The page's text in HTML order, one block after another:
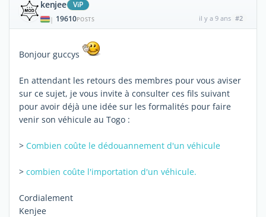
kenjee ViP
| 19610POSTS il y a 9 ans #2
Bonjour guccys
En attendant les retours des membres pour vous aviser
sur ce sujet, je vous invite à consulter ces fils suivant
pour avoir déjà une idée sur les formalités pour faire
venir son véhicule au Togo :
> Combien coûte le dédouannement d'un véhicule
> combien coûte l'importation d'un véhicule.
Cordialement
Kenjee